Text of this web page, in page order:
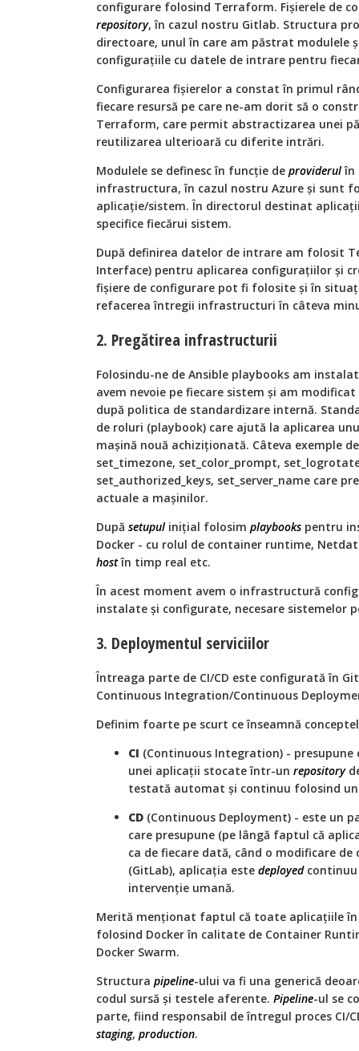
configurare folosind Terraform. Fișierele de
repository, în cazul nostru Gitlab. Structura
directoare, unul în care am păstrat modulele
configurațiile cu datele de intrare pentru
Configurarea fișierelor a constat în primul
fiecare resursă pe care ne-am dorit să o
Terraform, care permit abstractizarea unei
reutilizarea ulterioară cu diferite intrări.
Modulele se definesc în funcție de providerulîn
infrastructura, în cazul nostru Azure și sunt
aplicație/sistem. În directorul destinat
specifice fiecărui sistem.
După definirea datelor de intrare am folosit
Interface) pentru aplicarea configurațiilor și
fișiere de configurare pot fi folosite și în
refacerea întregii infrastructuri în câteva
2. Pregătirea infrastructurii
Folosindu-ne de Ansible playbooks am
avem nevoie pe fiecare sistem și am
după politica de standardizare internă.
de roluri (playbook) care ajută la aplicarea
mașină nouă achiziționată. Câteva exemple
set_timezone, set_color_prompt,
set_authorized_keys, set_server_name care
actuale a mașinilor.
După setupul inițial folosim playbooks pentru
Docker - cu rolul de container runtime,
hostîn timp real etc.
În acest moment avem o infrastructură
instalate și configurate, necesare sistemelor
3. Deploymentul serviciilor
Întreaga parte de CI/CD este configurată în
Continuous Integration/Continuous
Definim foarte pe scurt ce înseamnă
CI (Continuous Integration) -
unei aplicații stocate într-un repository
testată automat și continuu folosind
CD (Continuous Deployment) - este un
care presupune (pe lângă faptul că
ca de fiecare dată, când o modificare
(GitLab), aplicația este deployedcontinuu
intervenție umană.
Merită menționat faptul că toate aplicațiile
folosind Docker în calitate de Container
Docker Swarm.
Structura pipeline-ului va fi una generică
codul sursă și testele aferente. Pipeline-ul se
parte, fiind responsabil de întregul proces CI/
staging, production.